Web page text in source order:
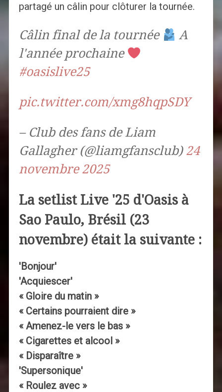
partagé un câlin pour clôturer la tournée.
Câlin final de la tournée
A
l'année prochaine
#oasislive25
pic.twitter.com/xmg8hqpSDY
– Club des fans de Liam
Gallagher (@liamgfansclub) 24
novembre 2025
La setlist Live '25 d'Oasis à
Sao Paulo, Brésil (23
novembre) était la suivante :
'Bonjour'
'Acquiescer'
« Gloire du matin »
« Certains pourraient dire »
« Amenez-le vers le bas »
« Cigarettes et alcool »
« Disparaître »
'Supersonique'
« Roulez avec »